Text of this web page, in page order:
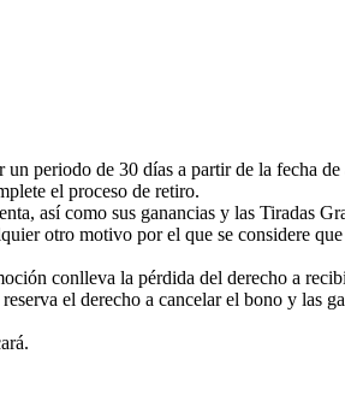
periodo de 30 días a partir de la fecha
el proceso de retiro.
así como sus ganancias y las Tiradas
otro motivo por el que se considere
conlleva la pérdida del derecho a
el derecho a cancelar el bono y las